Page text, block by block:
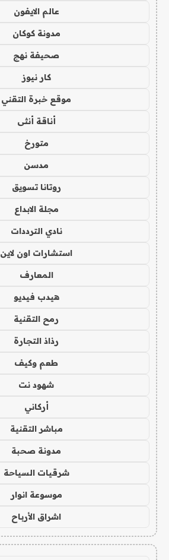
عالم الايفون
مدونة كوكان
صحيفة نهج
كار نيوز
موقع خبرة التقني
أناقة أنثى
متورخ
مدسن
روتانا تسويق
مجلة الابداع
نادي الترددات
استشارات اون لاين
المعارف
هيدب فيديو
رمح التقنية
رذاذ التجارة
طعم وكيف
شهود نت
أركاني
مباشر التقنية
مدونة صحبة
شرقيات السياحة
موسوعة انوار
اشراق الأرباح